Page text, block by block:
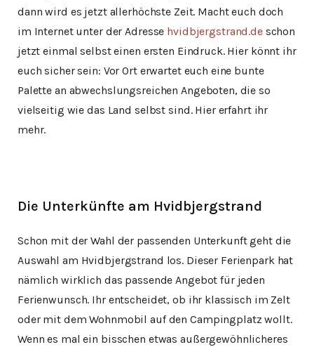
dann wird es jetzt allerhöchste Zeit. Macht euch doch
im Internet unter der Adresse hvidbjergstrand.deschon
jetzt einmal selbst einen ersten Eindruck. Hier könnt ihr
euch sicher sein: Vor Ort erwartet euch eine bunte
Palette an abwechslungsreichen Angeboten, die so
vielseitig wie das Land selbst sind. Hier erfahrt ihr
mehr.
Die Unterkünfte am Hvidbjergstrand
Schon mit der Wahl der passenden Unterkunft geht die
Auswahl am Hvidbjergstrand los. Dieser Ferienpark hat
nämlich wirklich das passende Angebot für jeden
Ferienwunsch. Ihr entscheidet, ob ihr klassisch im Zelt
oder mit dem Wohnmobil auf den Campingplatz wollt.
Wenn es mal ein bisschen etwas außergewöhnlicheres